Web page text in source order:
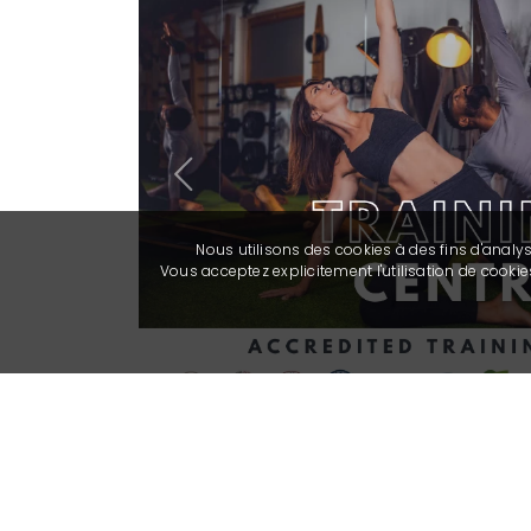
Previous
Nous utilisons des cookies à des fins
Vous acceptez explicitement l'utilisation de